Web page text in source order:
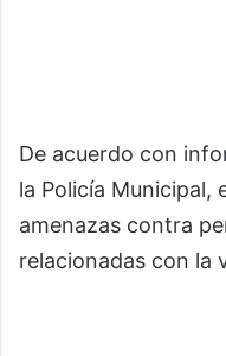
De acuerdo con
la Policía Municipal,
amenazas contra
relacionadas con la